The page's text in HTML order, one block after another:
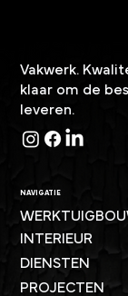
NAVIGATIE
INTERIEUR
DIENSTEN
PROJECTEN
Vakwerk.
klaar om de
leveren.